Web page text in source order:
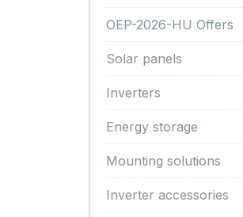
OEP-2026-HU Offers
Solar panels
Inverters
Energy storage
Mounting solutions
Inverter accessories